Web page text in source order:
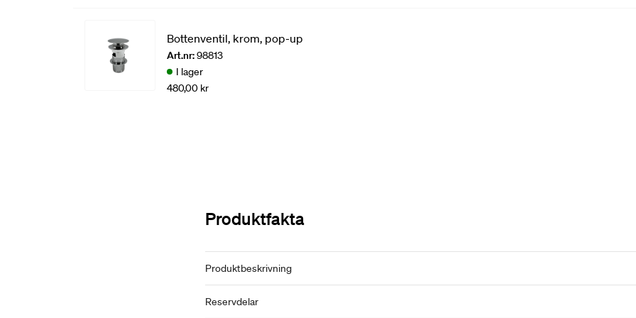
Bottenventil, krom, pop-up
Art.nr:98813
I lager
480,00 kr
Produktfakta
Produktbeskrivning
Reservdelar